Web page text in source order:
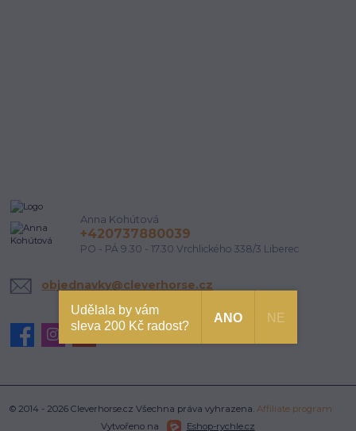
Anna Kohútová
+420737880039
PO - PÁ 9.30 - 17.30 Vrchlického 338/3 Liberec
objednavky@cleverhorse.cz
© 2014 - 2026 Cleverhorse.cz Všechna práva vyhrazena. Affiliate program
Vytvořeno na
Eshop-rychle.cz
Udělala by vám
sleva 200 Kč radost?
ANO NE